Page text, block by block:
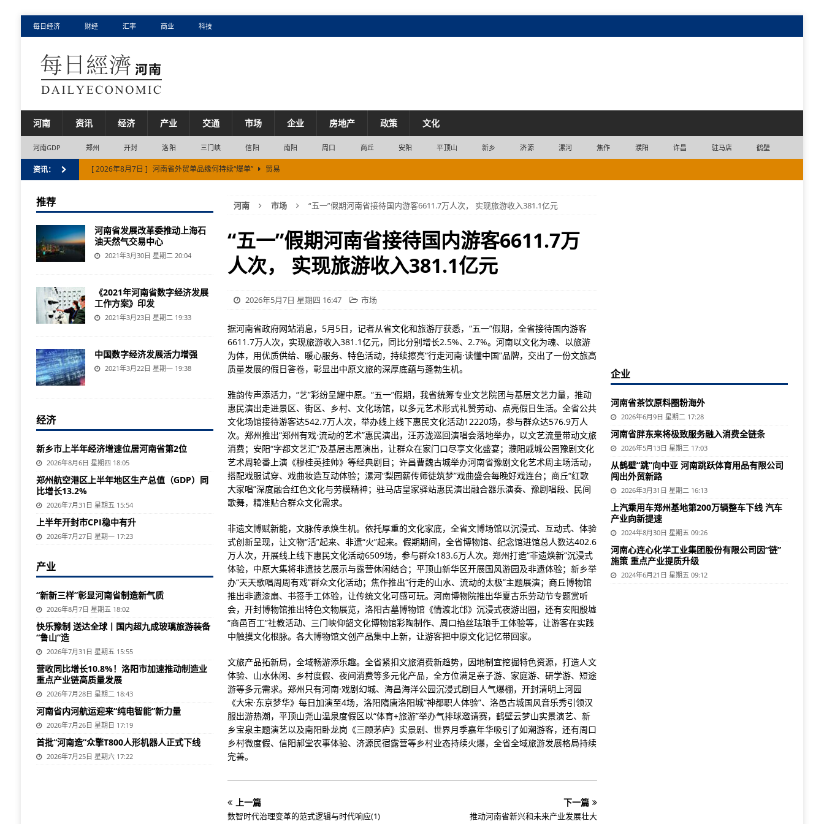
每日经济 财经 汇率 商业 科技
河南 资讯 经济 产业 交通 市场 企业 房地产 政策 文化
河南GDP 郑州 开封 洛阳 三门峡 信阳 南阳 周口 商丘 安阳 平顶山 新乡 济源 漯河 焦作 濮阳 许昌 驻马店 鹤壁
资讯： [ 2026年8月7日 ] 河南省外贸单品缘何持续“爆单”
贸易
[ 2026年8月5日 ] 河南省实有经营主体1140.52万户
市场
[ 2026年8月2日 ] 中欧班列（郑州）2026年累计开行突破2200列
交通
[ 2026年8月7日 ] “新新三样”彰显河南省制造新气质 产业
河南 市场 “五一”假期河南省接待国内游客6611.7万人次， 实现旅游收入381.1亿元
“五一”假期河南省接待国内游客6611.7万
人次， 实现旅游收入381.1亿元
2026年5月7日 星期四 16:47 市场
据河南省政府网站消息，5月5日，记者从省文化和旅游厅获悉，“五一”假期，全省接待国内游客
6611.7万人次，实现旅游收入381.1亿元，同比分别增长2.5%、2.7%。河南以文化为魂、以旅游
为体，用优质供给、暖心服务、特色活动，持续擦亮“行走河南·读懂中国”品牌，交出了一份文旅高
质量发展的假日答卷，彰显出中原文旅的深厚底蕴与蓬勃生机。
雅韵传声添活力，“艺”彩纷呈耀中原。“五一”假期，我省统筹专业文艺院团与基层文艺力量，推动
惠民演出走进景区、街区、乡村、文化场馆，以多元艺术形式礼赞劳动、点亮假日生活。全省公共
文化场馆接待游客达542.7万人次，举办线上线下惠民文化活动12220场，参与群众达576.9万人
次。郑州推出“郑州有戏·流动的艺术”惠民演出，汪苏泷巡回演唱会落地举办，以文艺流量带动文旅
消费；安阳“字都文艺汇”及基层志愿演出，让群众在家门口尽享文化盛宴；濮阳戚城公园豫剧文化
艺术周轮番上演《穆桂英挂帅》等经典剧目；许昌曹魏古城举办河南省豫剧文化艺术周主场活动，
搭配戏服试穿、戏曲妆造互动体验；漯河“梨园薪传师徒筑梦”戏曲盛会每晚好戏连台；商丘“红歌
大家唱”深度融合红色文化与劳模精神；驻马店皇家驿站惠民演出融合器乐演奏、豫剧唱段、民间
歌舞，精准贴合群众文化需求。
非遗文博赋新能，文脉传承焕生机。依托厚重的文化家底，全省文博场馆以沉浸式、互动式、体验
式创新呈现，让文物“活”起来、非遗“火”起来。假期期间，全省博物馆、纪念馆进馆总人数达402.6
万人次，开展线上线下惠民文化活动6509场，参与群众183.6万人次。郑州打造“非遗焕新”沉浸式
体验，中原大集将非遗技艺展示与露营休闲结合；平顶山新华区开展国风游园及非遗体验；新乡举
办“天天歌唱周周有戏”群众文化活动；焦作推出“行走的山水、流动的太极”主题展演；商丘博物馆
推出非遗漆扇、书签手工体验，让传统文化可感可玩。河南博物院推出华夏古乐劳动节专题赏听
会，开封博物馆推出特色文物展览，洛阳古墓博物馆《情渡北邙》沉浸式夜游出圈，还有安阳殷墟
“商邑百工”社教活动、三门峡仰韶文化博物馆彩陶制作、周口掐丝珐琅手工体验等，让游客在实践
中触摸文化根脉。各大博物馆文创产品集中上新，让游客把中原文化记忆带回家。
文旅产品拓新局，全域畅游添乐趣。全省紧扣文旅消费新趋势，因地制宜挖掘特色资源，打造人文
体验、山水休闲、乡村度假、夜间消费等多元化产品，全方位满足亲子游、家庭游、研学游、短途
游等多元需求。郑州只有河南·戏剧幻城、海昌海洋公园沉浸式剧目人气爆棚，开封清明上河园
《大宋·东京梦华》每日加演至4场，洛阳隋唐洛阳城“神都职人体验”、洛邑古城国风音乐秀引领汉
服出游热潮，平顶山尧山温泉度假区以“体育+旅游”举办气排球邀请赛，鹤壁云梦山实景演艺、新
乡宝泉主题演艺以及南阳卧龙岗《三顾茅庐》实景剧、世界月季嘉年华吸引了如潮游客，还有周口
乡村微度假、信阳郝堂农事体验、济源民宿露营等乡村业态持续火爆，全省全域旅游发展格局持续
完善。
上一篇
数智时代治理变革的范式逻辑与时代响应(1)
下一篇
推动河南省新兴和未来产业发展壮大
推荐
河南省发展改革委推动上海石
油天然气交易中心
2021年3月30日 星期二 20:04
《2021年河南省数字经济发展
工作方案》印发
2021年3月23日 星期二 19:33
中国数字经济发展活力增强
2021年3月22日 星期一 19:38
经济
新乡市上半年经济增速位居河南省第2位
2026年8月6日 星期四 18:05
郑州航空港区上半年地区生产总值（GDP）同
比增长13.2%
2026年7月31日 星期五 15:54
上半年开封市CPI稳中有升
2026年7月27日 星期一 17:23
产业
“新新三样”彰显河南省制造新气质
2026年8月7日 星期五 18:02
快乐豫制 送达全球丨国内超九成玻璃旅游装备
“鲁山”造
2026年7月31日 星期五 15:55
营收同比增长10.8%！洛阳市加速推动制造业
重点产业链高质量发展
2026年7月28日 星期二 18:43
河南省内河航运迎来“纯电智能”新力量
2026年7月26日 星期日 17:19
首批“河南造”众擎T800人形机器人正式下线
2026年7月25日 星期六 17:22
企业
河南省茶饮原料圈粉海外
2026年6月9日 星期二 17:28
河南省胖东来将极致服务融入消费全链条
2026年5月13日 星期三 17:03
从鹤壁“跳”向中亚 河南跳跃体育用品有限公司
闯出外贸新路
2026年3月31日 星期二 16:13
上汽乘用车郑州基地第200万辆整车下线 汽车
产业向新提速
2024年8月30日 星期五 09:26
河南心连心化学工业集团股份有限公司因“链”
施策 重点产业提质升级
2024年6月21日 星期五 09:12